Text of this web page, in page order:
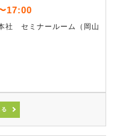
グを実施することで、よ
を養い、職場実践につなげ
17:00
社 セミナールーム（岡山